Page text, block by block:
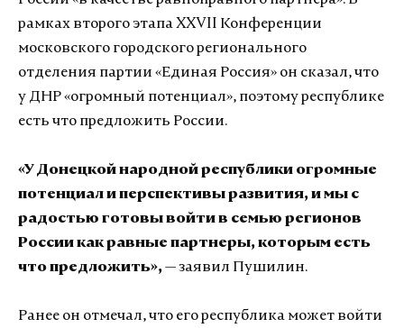
рамках второго этапа XXVII Конференции
московского городского регионального
отделения партии «Единая Россия» он сказал, что
у ДНР «огромный потенциал», поэтому республике
есть что предложить России.
«У Донецкой народной республики огромные
потенциал и перспективы развития, и мы с
радостью готовы войти в семью регионов
России как равные партнеры, которым есть
что предложить», — заявил Пушилин.
Ранее он отмечал, что его республика может войти